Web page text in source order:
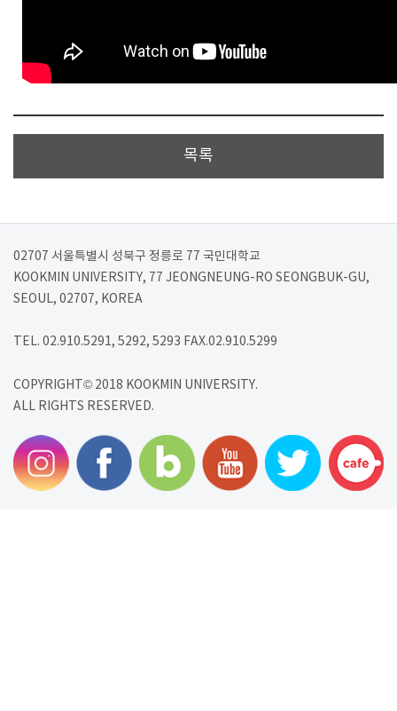
목록
02707 서울특별시 성북구 정릉로 77 국민대학교
KOOKMIN UNIVERSITY, 77 JEONGNEUNG-RO SEONGBUK-GU,
SEOUL, 02707, KOREA
TEL. 02.910.5291, 5292, 5293 FAX.02.910.5299
COPYRIGHT© 2018 KOOKMIN UNIVERSITY.
ALL RIGHTS RESERVED.